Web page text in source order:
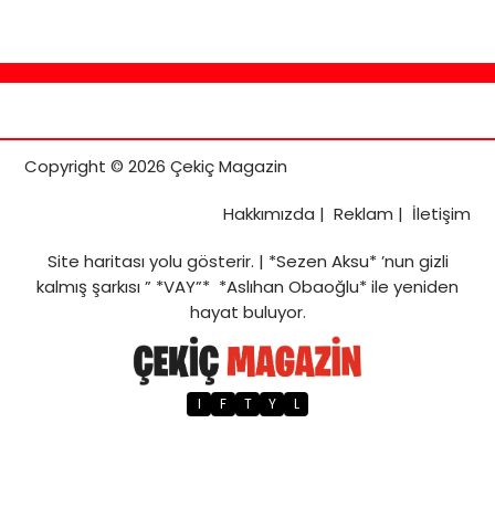
Copyright © 2026 Çekiç Magazin
Hakkımızda | Reklam | İletişim
Site haritasıyolu gösterir. | *Sezen Aksu* ’nun gizli
kalmış şarkısı ” *VAY”* *Aslıhan Obaoğlu* ile yeniden
hayat buluyor.
I F T Y L